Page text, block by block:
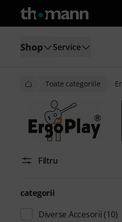
Shop Service
Toate categoriile
Filtru
categorii
Diverse Accesorii (10)